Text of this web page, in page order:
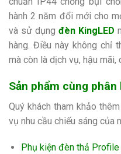
hành 2 năm đổi mới cho
và sử dụng đèn KingLED
hàng. Điều này không chỉ
mà còn là dịch vụ, hậu
Sản phẩm cùng phân
Quý khách tham khảo
vụ nhu cầu chiếu sáng của
Phụ kiện đèn thả Profile